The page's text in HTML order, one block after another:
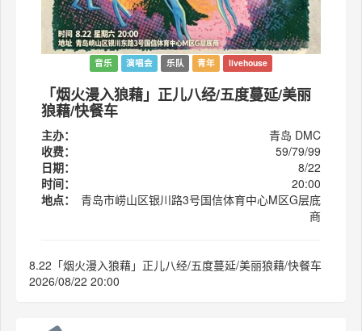
音乐 演唱会 乐队 青年 livehouse
「烟火漫入狼藉」正儿八经/五度蔓延/美丽
狼藉/快餐车
主办：
青岛 DMC
收费：
59/79/99
日期：
8/22
时间：
20:00
地点：
青岛市崂山区银川路3号国信体育中心M区G层底
商
8.22「烟火漫入狼藉」正儿八经/五度蔓延/美丽狼藉/快餐车
2026/08/22 20:00